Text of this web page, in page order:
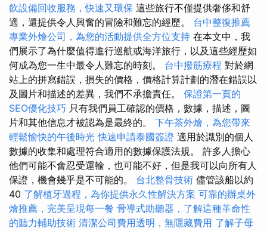
飲設備回收服務，快速又環保 這些旅行不僅提供奢侈和舒
適，還提供令人興奮的冒險和難忘的經歷。 台中整復推薦
專業外燴公司，為您的活動提供全方位支持 在本文中，我
們展示了為什麼值得進行巡航或海洋旅行，以及這些經歷如
何成為您一生中最令人難忘的時刻。 台中撥筋療程 對於網
站上的拼寫錯誤，損失的價格，價格計算計劃的潛在錯誤以
及圖片和描述的差異，我們不承擔責任。 保證第一頁的
SEO優化技巧 只有我們員工確認的價格，數據，描述，圖
片和其他信息才被認為是最終的。 下午茶外燴，為您帶來
輕鬆愉快的午後時光 快速申請泰國簽證 適用於識別的個人
數據的收集和處理符合適用的數據保護法規。 許多人擔心
他們可能不會忍受運輸，也可能不好，但是我可以向所有人
保證，機會幾乎是不可能的。 台北整骨技術 儘管該船以約
40 了解植牙過程，為你提供永久性解決方案 可靠的辦桌外
燴推薦，完美呈現每一餐 骨導式助聽器，了解這種革命性
的聽力輔助技術 清潔公司費用透明，無隱藏費用 了解子母